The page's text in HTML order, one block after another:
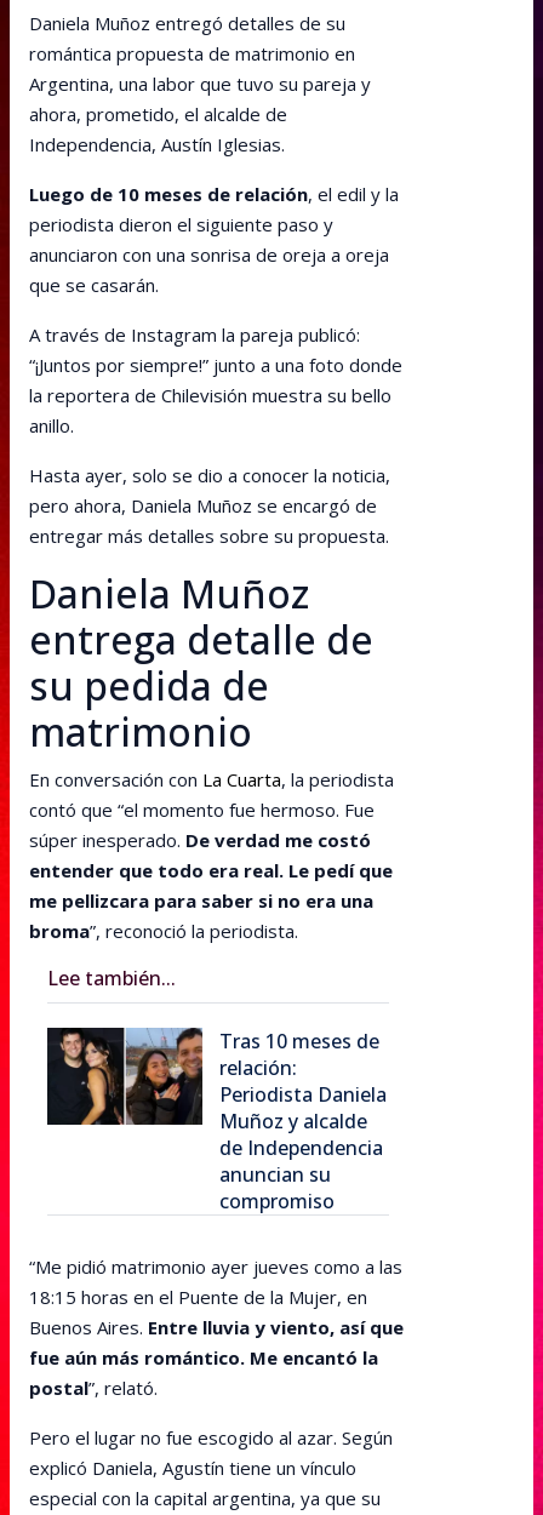
Daniela Muñoz entregó detalles de su
romántica propuesta de matrimonio en
Argentina, una labor que tuvo su pareja y
ahora, prometido, el alcalde de
Independencia, Austín Iglesias.
Luego de 10 meses de relación, el edil y la
periodista dieron el siguiente paso y
anunciaron con una sonrisa de oreja a oreja
que se casarán.
A través de Instagram la pareja publicó:
“¡Juntos por siempre!” junto a una foto donde
la reportera de Chilevisión muestra su bello
anillo.
Hasta ayer, solo se dio a conocer la noticia,
pero ahora, Daniela Muñoz se encargó de
entregar más detalles sobre su propuesta.
Daniela Muñoz
entrega detalle de
su pedida de
matrimonio
En conversación con La Cuarta, la periodista
contó que “el momento fue hermoso. Fue
súper inesperado. De verdad me costó
entender que todo era real. Le pedí que
me pellizcara para saber si no era una
broma”, reconoció la periodista.
Lee también...
Tras 10 meses de
relación:
Periodista Daniela
Muñoz y alcalde
de Independencia
anuncian su
compromiso
“Me pidió matrimonio ayer jueves como a las
18:15 horas en el Puente de la Mujer, en
Buenos Aires. Entre lluvia y viento, así que
fue aún más romántico. Me encantó la
postal”, relató.
Pero el lugar no fue escogido al azar. Según
explicó Daniela, Agustín tiene un vínculo
especial con la capital argentina, ya que su